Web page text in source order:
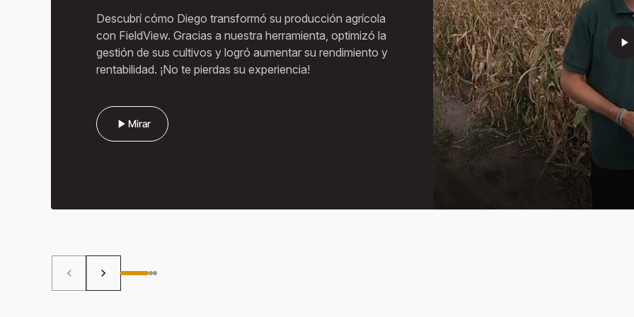
Descubrí cómo Diego transformó su producción agrícola
con FieldView. Gracias a nuestra herramienta, optimizó la
gestión de sus cultivos y logró aumentar su rendimiento y
rentabilidad. ¡No te pierdas su experiencia!
Mirar
play_arrow
play_arrow
keyboard_arrow_left keyboard_arrow_right